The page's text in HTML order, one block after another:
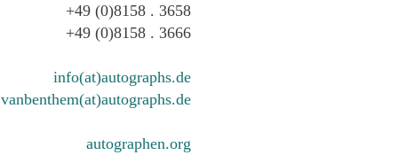
+49 (0)8158 . 3658
+49 (0)8158 . 3666
info(at)autographs.de
vanbenthem(at)autographs.de
autographen.org